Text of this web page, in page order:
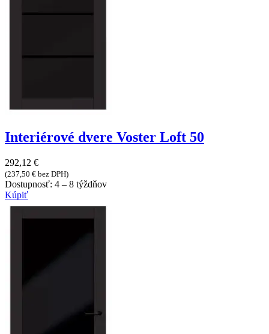
Interiérové dvere Voster Loft 50
292,12 €
(237,50 € bez DPH)
Dostupnosť: 4 – 8 týždňov
Kúpiť